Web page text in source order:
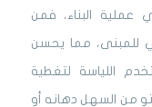
عملية البناء، فمن
للمبنى، مما يحسن
اللياسة لتغطية
من السهل دهانه أو